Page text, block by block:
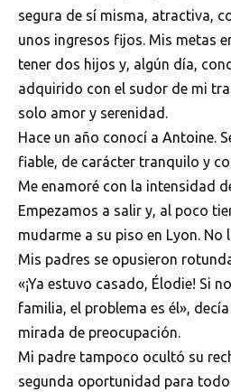
segura de sí misma, atractiva,
unos ingresos fijos. Mis metas
tener dos hijos y, algún día,
adquirido con el sudor de mi
solo amor y serenidad.
Hace un año conocí a Antoine.
fiable, de carácter tranquilo y
Me enamoré con la intensidad
Empezamos a salir y, al poco
mudarme a su piso en Lyon. No
Mis padres se opusieron
«¡Ya estuvo casado, Élodie! Si
familia, el problema es él»,
mirada de preocupación.
Mi padre tampoco ocultó su
segunda oportunidad para